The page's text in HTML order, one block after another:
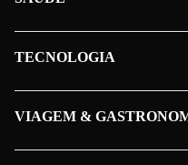
TECNOLOGIA
VIAGEM &